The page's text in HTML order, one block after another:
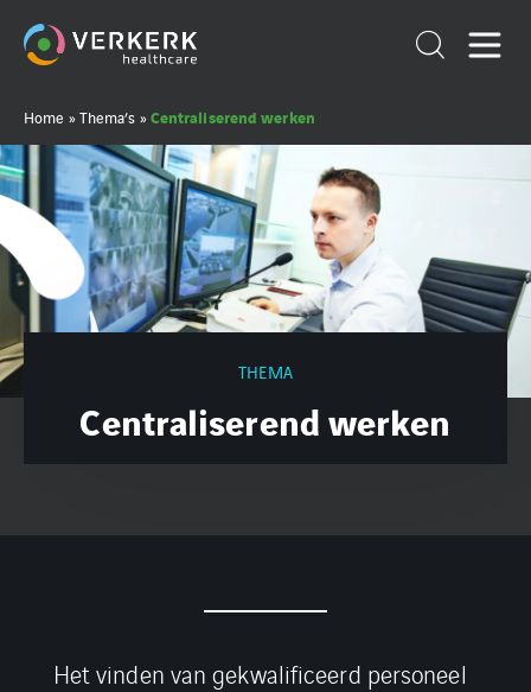
Home »Thema’s »Centraliserend werken
THEMA
Centraliserend werken
Het vinden van gekwalificeerd personeel